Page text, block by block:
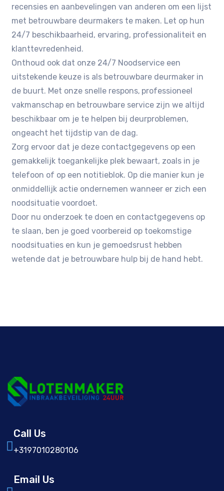
recensies en aanbevelingen van anderen om een lijst
met betrouwbare deurmakers te maken. Let op hun
24/7 beschikbaarheid, ervaring, professionaliteit en
klanttevredenheid.
Onthoud ook dat onze 24/7 Noodservice een
uitstekende keuze is als betrouwbare deurmaker in
de buurt. Met onze snelle respons٫ professioneel
vakmanschap en betrouwbare service zijn we altijd
beschikbaar om je te helpen bij deurproblemen٫
ongeacht het tijdstip van de dag.
Zorg ervoor dat je deze contactgegevens op een
gemakkelijk toegankelijke plek bewaart, zoals in je
telefoon of op een notitieblok. Op die manier kun je
onmiddellijk actie ondernemen wanneer er zich een
noodsituatie voordoet.
Door nu onderzoek te doen en contactgegevens op
te slaan, ben je goed voorbereid op toekomstige
noodsituaties en kun je gemoedsrust hebben
wetende dat je betrouwbare hulp bij de hand hebt.
Call Us
+3197010280106
Email Us